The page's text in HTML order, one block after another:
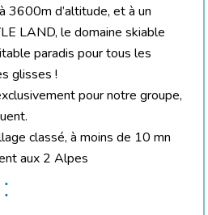
3600m d’altitude, et à un
LAND, le domaine skiable
paradis pour tous les
glisses !
pour notre groupe,
classé, à moins de 10 mn
aux 2 Alpes